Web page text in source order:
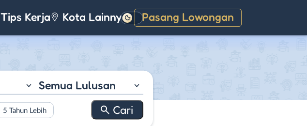
Tips Kerja Kota Lainnya Pasang Lowongan
Gelap
Semua Lulusan
5 Tahun Lebih